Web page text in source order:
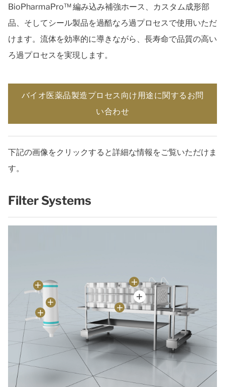
BioPharmaPro™ 編み込み補強ホース、カスタム成形部
品、そしてシール製品を過酷なろ過プロセスで使用いただ
けます。流体を効率的に導きながら、長寿命で品質の高い
ろ過プロセスを実現します。
バイオ医薬品製造プロセス向け用途に関するお問
い合わせ
下記の画像をクリックすると詳細な情報をご覧いただけま
す。
Filter Systems